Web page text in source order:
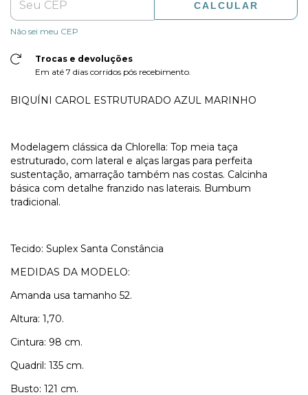
CALCULAR
Não sei meu CEP
Trocas e devoluções
Em até 7 dias corridos pós recebimento.
BIQUÍNI CAROL ESTRUTURADO AZUL MARINHO
Modelagem clássica da Chlorella: Top meia taça
estruturado, com lateral e alças largas para perfeita
sustentação, amarração também nas costas. Calcinha
básica com detalhe franzido nas laterais. Bumbum
tradicional.
Tecido: Suplex Santa Constância
MEDIDAS DA MODELO:
Amanda usa tamanho 52.
Altura: 1,70.
Cintura: 98 cm.
Quadril: 135 cm.
Busto: 121 cm.